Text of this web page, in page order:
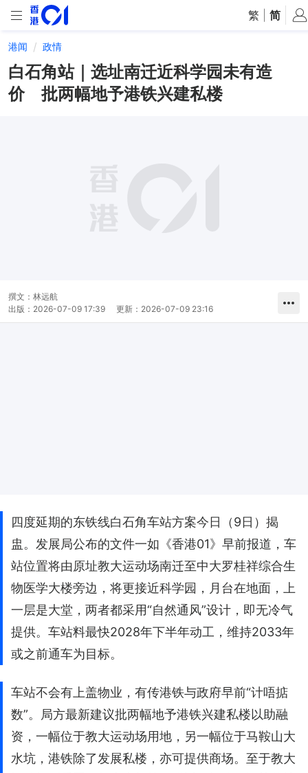
繁 简
港闻 政情
白石角站｜选址南迁近科学园未有造
价 批两幅地予港铁兴建私楼
撰文： 林远航
出版： 2026-07-09 17:39 更新： 2026-07-09 23:16
四度延期的东铁线白石角车站方案今日（9日）揭
盅。发展局公布的文件一如《香港01》早前报道，车
站位置将由原址教大运动场南迁至中大罗桂祥综合生
物医学大楼旁边，将更接近科学园，月台在地面，上
一层是大堂，两者都采用“自然通风”设计，即无冷气
提供。车站料最快2028年下半年动工，维持2033年
或之前通车为目标。
车站不会有上盖物业，有传港铁与政府早前“计唔掂
数”。局方最新建议批两幅地予港铁兴建私楼以助融
资，一幅位于教大运动场用地，另一幅位于马鞍山大
水坑，港铁除了发展私楼，亦可提供商场。至于教大